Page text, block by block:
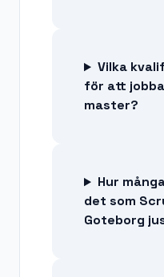
Vilka
för att
master?
Hur
det som
Goteborg